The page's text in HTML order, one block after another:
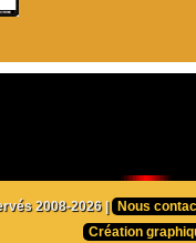
2008-2026 |
Nous
Création